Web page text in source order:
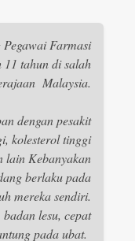
Farmasi
tahun di salah
Malaysia.
dengan pesakit
kolesterol tinggi
lain Kebanyakan
berlaku pada
mereka sendiri.
lesu, cepat
pada ubat.